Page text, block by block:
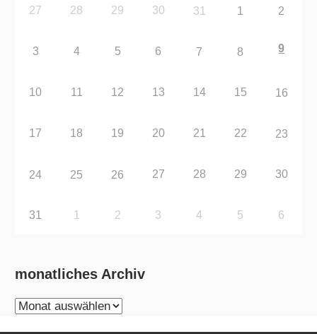
27 28 29 30 31 1 2
3 4 5 6 7 8 9
10 11 12 13 14 15 16
17 18 19 20 21 22 23
24 25 26 27 28 29 30
31 1 2 3 4 5 6
monatliches Archiv
monatliches